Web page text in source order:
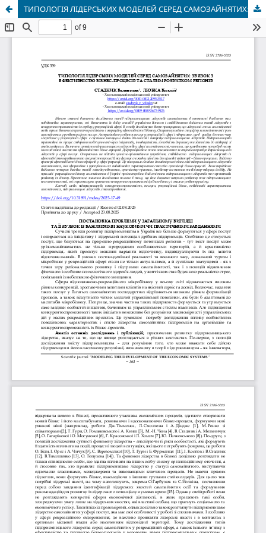
ТИПОЛОГІЯ ЛІДЕРСЬКИХ МОДЕЛЕЙ СЕРЕД САМОЗАЙНЯТИХ: ЗВ'ЯЗОК З ЕФЕКТИВНІСТЮ БІЗНЕС-ПРОЦЕСІВ ТА СТАЛИМ РОЗВИТКОМ РЕГІОНІВ